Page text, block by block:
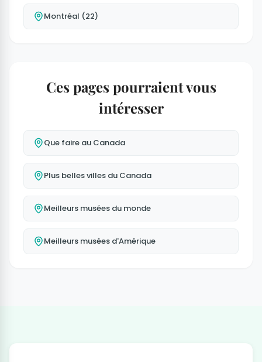
Montréal (22)
Ces pages pourraient vous
intéresser
Que faire au Canada
Plus belles villes du Canada
Meilleurs musées du monde
Meilleurs musées d'Amérique